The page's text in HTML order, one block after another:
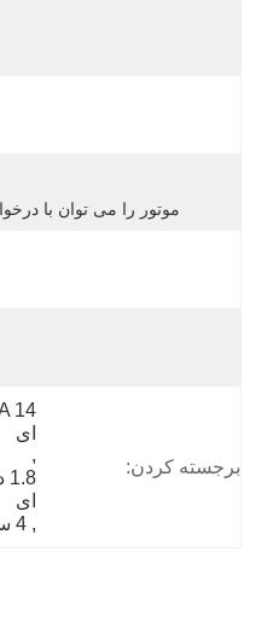
موتور را می توان با
برجسته کردن:
ای
,
ای
, 4 سیم NEMA 14 موتور مرحله ای